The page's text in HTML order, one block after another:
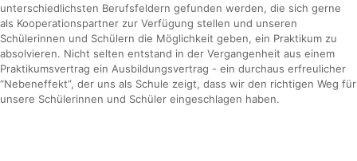
unterschiedlichsten Berufsfeldern gefunden werden, die sich gerne
als Kooperationspartner zur Verfügung stellen und unseren
Schülerinnen und Schülern die Möglichkeit geben, ein Praktikum zu
absolvieren. Nicht selten entstand in der Vergangenheit aus einem
Praktikumsvertrag ein Ausbildungsvertrag - ein durchaus erfreulicher
“Nebeneffekt”, der uns als Schule zeigt, dass wir den richtigen Weg für
unsere Schülerinnen und Schüler eingeschlagen haben.